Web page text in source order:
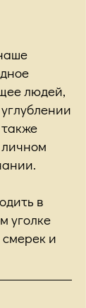
людей,
в
уголке
и